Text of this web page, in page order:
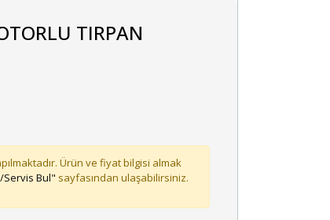
TIRPAN
Ürün ve fiyat bilgisi almak
Servis Bul" sayfasından ulaşabilirsiniz.